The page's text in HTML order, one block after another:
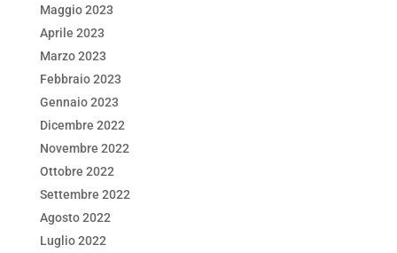
Maggio 2023
Aprile 2023
Marzo 2023
Febbraio 2023
Gennaio 2023
Dicembre 2022
Novembre 2022
Ottobre 2022
Settembre 2022
Agosto 2022
Luglio 2022